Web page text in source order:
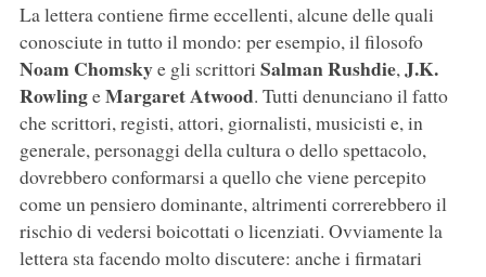
La lettera contiene firme eccellenti, alcune delle quali
conosciute in tutto il mondo: per esempio, il filosofo
Noam Chomskye gli scrittori Salman Rushdie,J.K.
RowlingeMargaret Atwood. Tutti denunciano il fatto
che scrittori, registi, attori, giornalisti, musicisti e, in
generale, personaggi della cultura o dello spettacolo,
dovrebbero conformarsi a quello che viene percepito
come un pensiero dominante, altrimenti correrebbero il
rischio di vedersi boicottati o licenziati. Ovviamente la
lettera sta facendo molto discutere: anche i firmatari